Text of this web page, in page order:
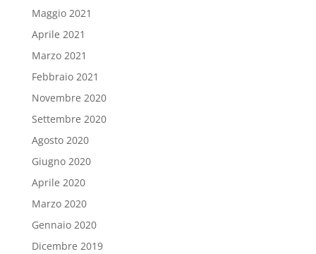
Maggio 2021
Aprile 2021
Marzo 2021
Febbraio 2021
Novembre 2020
Settembre 2020
Agosto 2020
Giugno 2020
Aprile 2020
Marzo 2020
Gennaio 2020
Dicembre 2019